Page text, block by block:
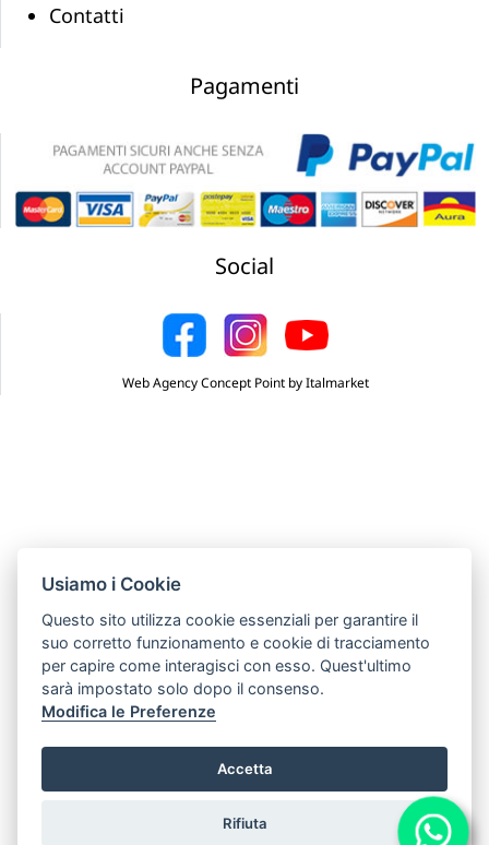
Contatti
Pagamenti
Social
Web Agency Concept Point by Italmarket
Usiamo i Cookie
Questo sito utilizza cookie essenziali per garantire il
suo corretto funzionamento e cookie di tracciamento
per capire come interagisci con esso. Quest'ultimo
sarà impostato solo dopo il consenso.
Modifica le Preferenze
Accetta
Rifiuta